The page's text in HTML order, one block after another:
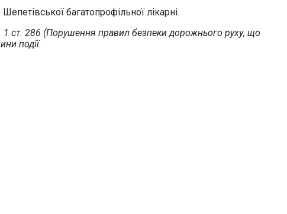
багатопрофільної лікарні.
1 ст. 286 (Порушення правил безпеки дорожнього руху, що
події.